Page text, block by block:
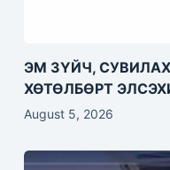
ЭМ ЗҮЙЧ,
ХӨТӨЛБӨРТ
August 5, 2026